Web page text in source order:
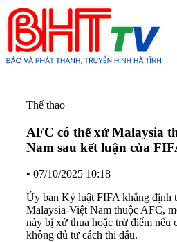
Thể thao
AFC có thể xử Malaysia
Nam sau kết luận của
• 07/10/2025 10:18
Ủy ban Kỷ luật FIFA khẳng định
Malaysia-Việt Nam thuộc AFC,
này bị xử thua hoặc trừ điểm nếu
không đủ tư cách thi đấu.